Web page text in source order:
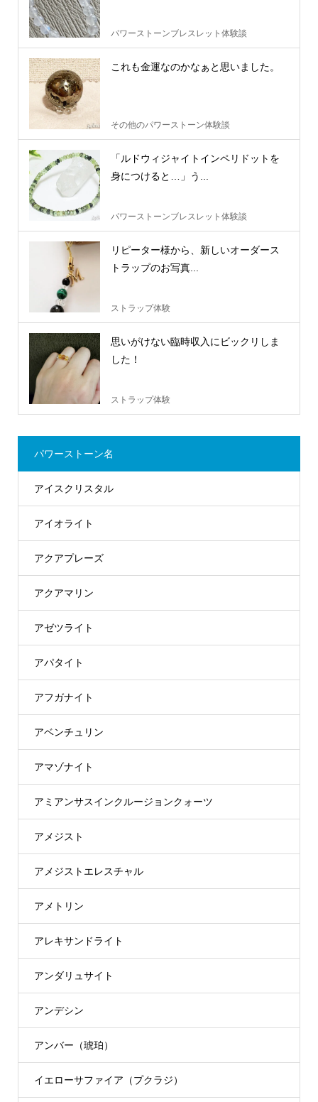
パワーストーンブレスレット体験談
これも金運なのかなぁと思いました。
その他のパワーストーン体験談
「ルドウィジャイトインペリドットを
身につけると…」う...
パワーストーンブレスレット体験談
リピーター様から、新しいオーダース
トラップのお写真...
ストラップ体験
思いがけない臨時収入にビックリしま
した！
ストラップ体験
パワーストーン名
アイスクリスタル
アイオライト
アクアプレーズ
アクアマリン
アゼツライト
アパタイト
アフガナイト
アベンチュリン
アマゾナイト
アミアンサスインクルージョンクォーツ
アメジスト
アメジストエレスチャル
アメトリン
アレキサンドライト
アンダリュサイト
アンデシン
アンバー（琥珀）
イエローサファイア（プクラジ）